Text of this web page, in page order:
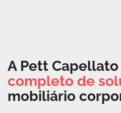
A Pett
completo de
mobiliário